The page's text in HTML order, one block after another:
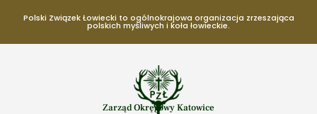
Polski Związek Łowiecki to ogólnokrajowa organizacja zrzeszająca
polskich myśliwych i koła łowieckie.
Zarząd Okręgowy Katowice